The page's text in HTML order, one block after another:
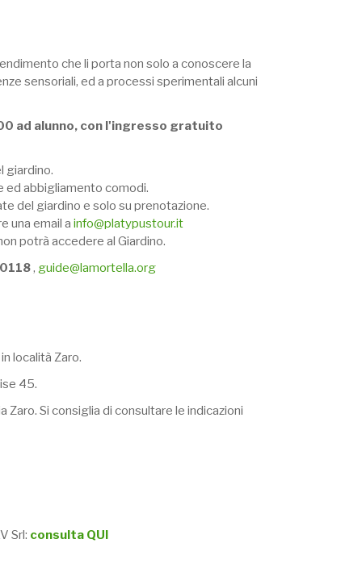
che li porta non solo a conoscere la
sensoriali, ed a processi sperimentali alcuni
ad alunno, con l'ingresso gratuito
giardino.
ed abbigliamento comodi.
del giardino e solo su prenotazione.
una email a info@platypustour.it
potrà accedere al Giardino.
, guide@lamortella.org
località Zaro.
45.
Si consiglia di consultare le indicazioni
Srl: consulta QUI